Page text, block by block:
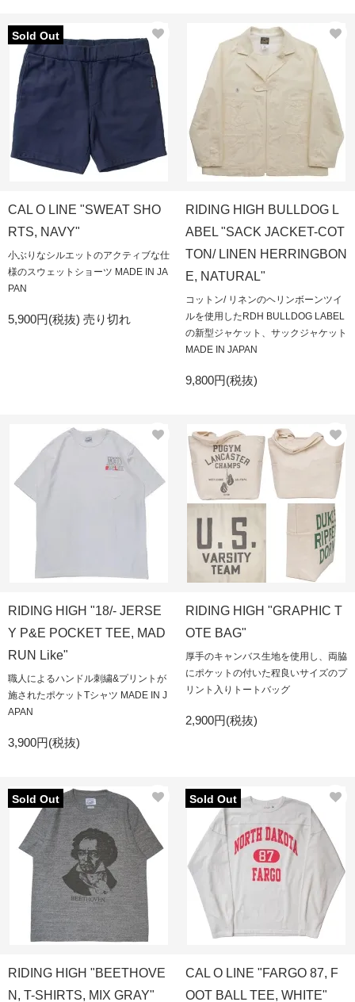
Sold Out
CAL O LINE "SWEAT SHO
RTS, NAVY"
小ぶりなシルエットのアクティブな仕
様のスウェットショーツ MADE IN JA
PAN
5,900円(税抜) 売り切れ
RIDING HIGH BULLDOG L
ABEL "SACK JACKET-COT
TON/ LINEN HERRINGBON
E, NATURAL"
コットン/ リネンのヘリンボーンツイ
ルを使用したRDH BULLDOG LABEL
の新型ジャケット、サックジャケット
MADE IN JAPAN
9,800円(税抜)
RIDING HIGH "18/- JERSE
Y P&E POCKET TEE, MAD
RUN Like"
職人によるハンドル刺繍&プリントが
施されたポケットTシャツ MADE IN J
APAN
3,900円(税抜)
RIDING HIGH "GRAPHIC T
OTE BAG"
厚手のキャンバス生地を使用し、両脇
にポケットの付いた程良いサイズのプ
リント入りトートバッグ
2,900円(税抜)
Sold Out
RIDING HIGH "BEETHOVE
N, T-SHIRTS, MIX GRAY"
Sold Out
CAL O LINE "FARGO 87, F
OOT BALL TEE, WHITE"